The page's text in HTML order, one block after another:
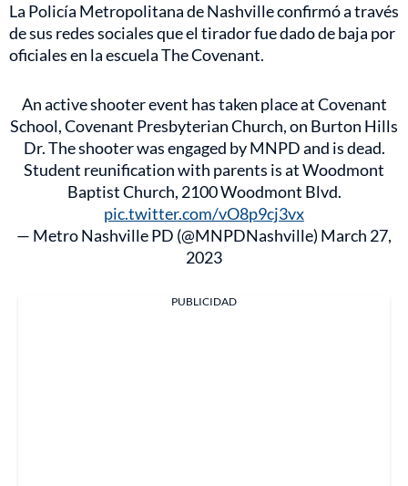
La Policía Metropolitana de Nashville confirmó a través
de sus redes sociales que el tirador fue dado de baja por
oficiales en la escuela The Covenant.
An active shooter event has taken place at Covenant
School, Covenant Presbyterian Church, on Burton Hills
Dr. The shooter was engaged by MNPD and is dead.
Student reunification with parents is at Woodmont
Baptist Church, 2100 Woodmont Blvd.
pic.twitter.com/vO8p9cj3vx
— Metro Nashville PD (@MNPDNashville) March 27,
2023
PUBLICIDAD